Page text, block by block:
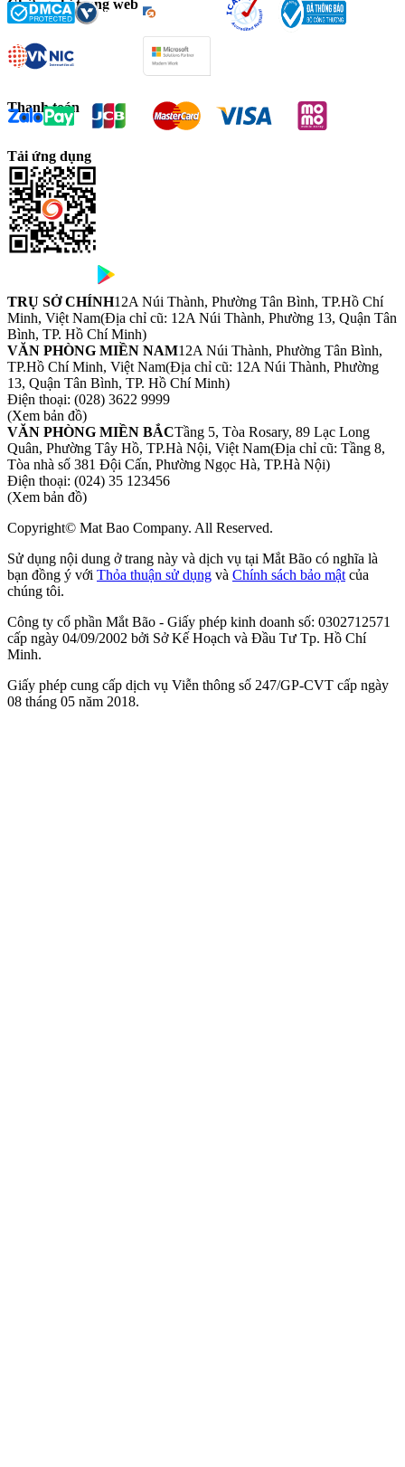
Chứng chỉ trang web
Thanh toán
Tải ứng dụng
TRỤ SỞ CHÍNH12A Núi Thành, Phường Tân Bình, TP.Hồ Chí
Minh, Việt Nam(Địa chỉ cũ: 12A Núi Thành, Phường 13, Quận Tân
Bình, TP. Hồ Chí Minh)
VĂN PHÒNG MIỀN NAM12A Núi Thành, Phường Tân Bình,
TP.Hồ Chí Minh, Việt Nam(Địa chỉ cũ: 12A Núi Thành, Phường
13, Quận Tân Bình, TP. Hồ Chí Minh)
Điện thoại: (028) 3622 9999
(Xem bản đồ)
VĂN PHÒNG MIỀN BẮCTầng 5, Tòa Rosary, 89 Lạc Long
Quân, Phường Tây Hồ, TP.Hà Nội, Việt Nam(Địa chỉ cũ: Tầng 8,
Tòa nhà số 381 Đội Cấn, Phường Ngọc Hà, TP.Hà Nội)
Điện thoại: (024) 35 123456
(Xem bản đồ)
Copyright© Mat Bao Company. All Reserved.
Sử dụng nội dung ở trang này và dịch vụ tại Mắt Bão có nghĩa là
bạn đồng ý với Thỏa thuận sử dụng và Chính sách bảo mật của
chúng tôi.
Công ty cổ phần Mắt Bão - Giấy phép kinh doanh số: 0302712571
cấp ngày 04/09/2002 bởi Sở Kế Hoạch và Đầu Tư Tp. Hồ Chí
Minh.
Giấy phép cung cấp dịch vụ Viễn thông số 247/GP-CVT cấp ngày
08 tháng 05 năm 2018.